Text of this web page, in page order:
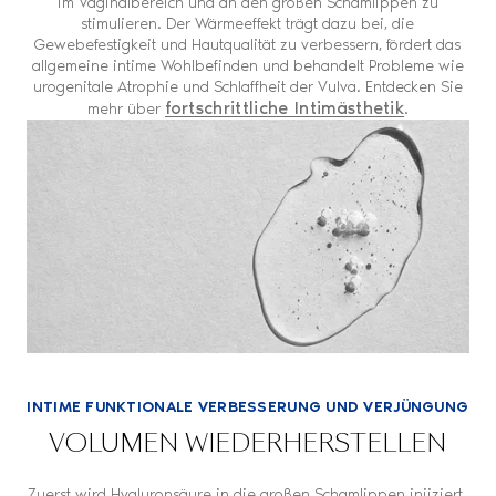
stimulieren. Der Wärmeeffekt trägt dazu bei, die
Gewebefestigkeit und Hautqualität zu verbessern, fördert das
allgemeine intime Wohlbefinden und behandelt Probleme wie
urogenitale Atrophie und Schlaffheit der Vulva. Entdecken Sie
mehr über fortschrittliche Intimästhetik.
INTIME FUNKTIONALE VERBESSERUNG UND VERJÜNGUNG
VOLUMEN WIEDERHERSTELLEN